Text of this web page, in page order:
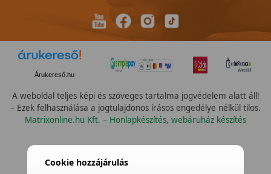
Árukereső.hu
A weboldal teljes képi és szöveges tartalma jogvédelem alatt áll!
– Ezek felhasználása a jogtulajdonos írásos engedélye nélkül tilos.
Matrixonline.hu Kft. – Honlapkészítés, webáruház készítés
Cookie hozzájárulás